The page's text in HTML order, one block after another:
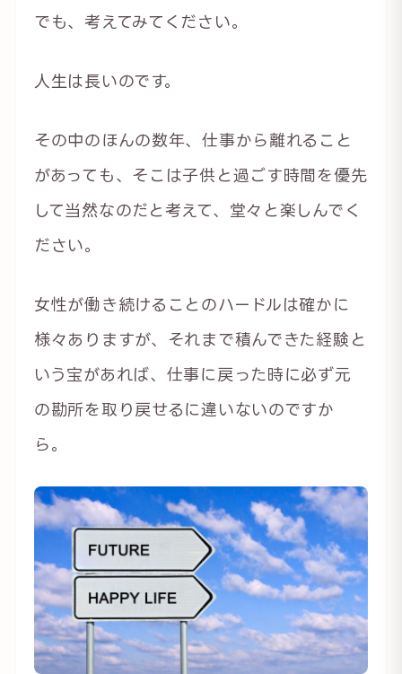
でも、考えてみてください。
人生は長いのです。
その中のほんの数年、仕事から離れること
があっても、そこは子供と過ごす時間を優先
して当然なのだと考えて、堂々と楽しんでく
ださい。
女性が働き続けることのハードルは確かに
様々ありますが、それまで積んできた経験と
いう宝があれば、仕事に戻った時に必ず元
の勘所を取り戻せるに違いないのですか
ら。